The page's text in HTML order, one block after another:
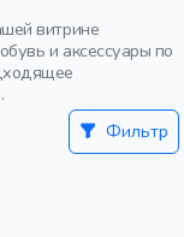
витрине
и аксессуары по
Фильтр